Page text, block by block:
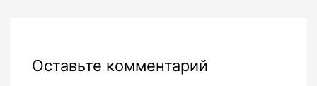
Оставьте комментарий